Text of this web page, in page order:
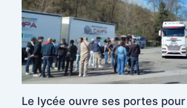
Le lycée ouvre ses portes